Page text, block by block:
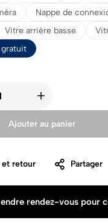
Nappe de
Vitre arrière basse
Ajouter au panier
et retour Partager
rendez-vous pour